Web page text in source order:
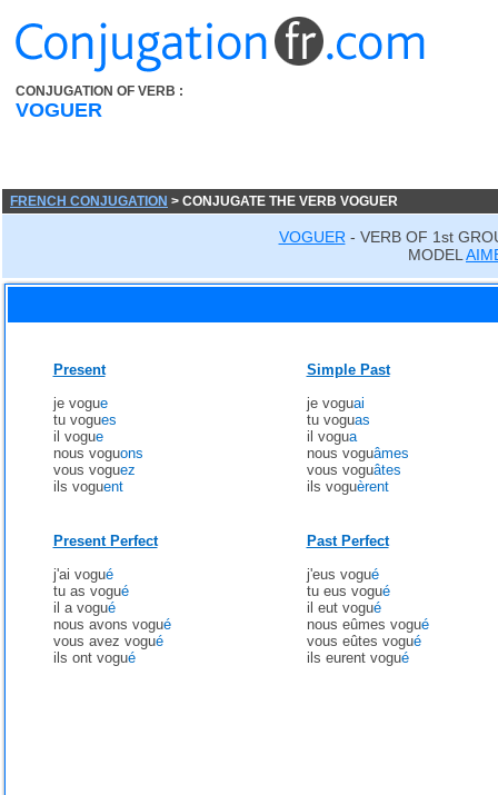
CONJUGATION OF VERB :
VOGUER
FRENCH CONJUGATION > CONJUGATE THE VERB VOGUER
VOGUER - VERB OF 1st
MODEL
Present
je vogue
tu vogues
il vogue
nous voguons
vous voguez
ils voguent
Simple Past
je voguai
tu voguas
il vogua
nous voguâmes
vous voguâtes
ils voguèrent
Present Perfect
j'ai vogué
tu as vogué
il a vogué
nous avons vogué
vous avez vogué
ils ont vogué
Past Perfect
j'eus vogué
tu eus vogué
il eut vogué
nous eûmes vogué
vous eûtes vogué
ils eurent vogué